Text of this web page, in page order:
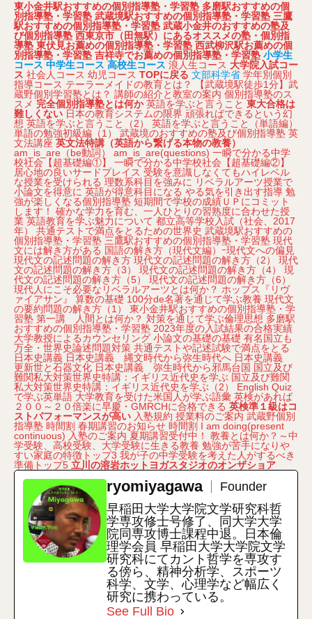
東小金井駅おすすめの個別指導塾・学習塾 多磨駅おすすめの個
別指導塾・学習塾 武蔵境駅おすすめの個別指導塾・学習塾 三鷹
駅おすすめの個別指導塾・学習塾 武蔵小金井のおすすめの塾及
び個別指導塾 西東京市（田無駅）にあるオススメの塾・個別指
導塾 東伏見お薦めの個別指導塾・学習塾 西武柳沢駅お薦めの個
別指導塾・学習塾 吉祥寺でお薦めの個別指導塾・学習塾 小学生
コース 中学生コース 高校生コース 浪人生コース 大学院入試コー
ス 社会人コース 幼児コース TOPに戻る 文部科学省 学年別個別
指導コース テーラーメイドの教育とは？
【武蔵境駅徒歩1分】武
蔵野個別学習塾とは？ 講師の紹介と教室の案内 個別指導塾のス
スメ 完全個別指導塾とは何か 英語を学ぶと言うこと 東大合格は
難しくない 日本の教育システムの限界 頑張ればできるという幻
想 英語を学ぶと言うこと（2）
英語を学ぶと言うこと（単語編）
単語の勉強初級編（1）
武蔵境のおすすめの塾及び個別指導塾 英
文法講座 英文法特講（英語から繋げる本物の教養）
am_is_are（be動詞）
am_is_are(questions) 一瞬で分かる中学
校社会【超基礎編①】
一瞬で分かる中学校社会【超基礎編②】
居心地の良いサードプレイス 受験を意識しなくてもハイレベル
な授業を受けられる 理数系科目を強みに リベラルアーツ授業で
小論文を得意に 英語が得意科目になる やる気を引き出す指導 勉
強が楽しくなる個別指導塾 短期間で学校の成績ＵＰにコミット
します！
確かな学力を育む、一人ひとりの習熟度に合わせた授
業 英語教育を学ぶ魅力について 都立高等学校入試（社会、2017
年）
共通テストで満点をとるための世界史 武蔵境駅おすすめの
個別指導塾・学習塾 三鷹駅おすすめの個別指導塾・学習塾 現代
文には解き方がある 国語の解き方（現代文編）ｰ現代文への偏見
現代文の記述問題の解き方 現代文の記述問題の解き方（2）
現代
文の記述問題の解き方（3）
現代文の記述問題の解き方（4）
現
代文の記述問題の解き方（5）
現代文の記述問題の解き方（6）
現代人にこそ必要なリベラルアーツとは何か？ ホッブス『リヴ
ァイアサン』
算数の基礎 100分de名著を通じて学ぶ教養 現代文
の要約問題の解き方（1）
東小金井駅おすすめの個別指導塾・学
習塾 第一講 人間とは何か？ 対策を通じて学ぶ倫理思想 多磨駅
おすすめの個別指導塾・学習塾 2023年度の入試結果の合格実績
大学教授によるカウンセリング 小論文の基礎の基礎 有名国立も
万全・世界史論述問題対策 共通テストや記述試験で満点をとる
日本史講義 日本史講義 縄文時代から弥生時代へ 日本史講義
更新世と石器文化 日本史講義 弥生時代から邪馬台国 国立及び
難関私大対策世界史特講：イギリス近代史を学ぶ 国立及び難関
私大対策世界史特講：イギリス近代史を学ぶ（2）
English Quiz
で学ぶ英単語 大学教育を受けた米国人が学ぶ語彙 英検があれば
２００～２０倍楽に早慶・GMRCHに合格できる 英検準１級はコ
ストパフォーマンスが高い 入塾規約 授業料のご案内 武蔵野個別
指導塾 時間割 春期講習のお知らせ 時間割 I am doing(present
continuous) 入塾のご案内 夏期講習受付中！
教養とは何か？～中
学受験、高校受験、大学受験に生きる教養 勉強が苦手になりや
すい家庭の特徴トップ3 我が子の中学受験を考えた人がするべき
準備トップ5 立川の溶岩ホットヨガスタジオのオンザショア
ryomiyagawa
Founder
早稲田大学大学院文学研究科哲
学専攻修士号修了、同大学大学
院同専攻博士課程中退。日本倫
理学会員 早稲田大学大学院文学
研究科にてカント哲学を専攻す
る傍ら、精神分析学、スポーツ
科学、文学、心理学など幅広く
研究に携わっている。
See Full Bio